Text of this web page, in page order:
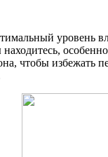
уровень
чтобы избежать